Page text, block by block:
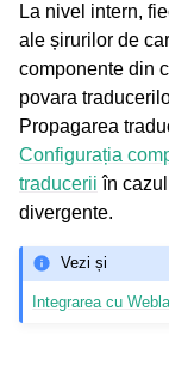
navigation of
La nivel intern,
ale șirurilor de
componente din
povara
Propagarea
Configurația
traducerii în
divergente.
Vezi și
Integrarea cu